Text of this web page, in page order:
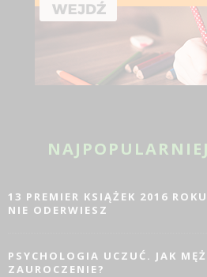
13 PREMIER KSIĄŻEK 2016
NIE ODERWIESZ
PSYCHOLOGIA UCZUĆ. JAK
ZAUROCZENIE?